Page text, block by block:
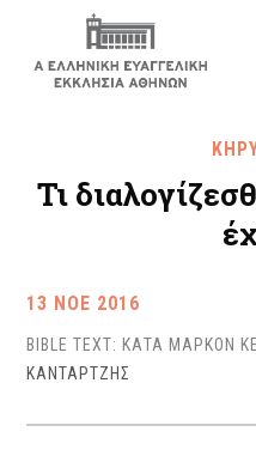
Τι
13 ΝΟΕ 2016
BIBLE TEXT: ΚΑΤΑ ΜΑΡΚΟΝ
ΚΑΝΤΑΡΤΖΗΣ